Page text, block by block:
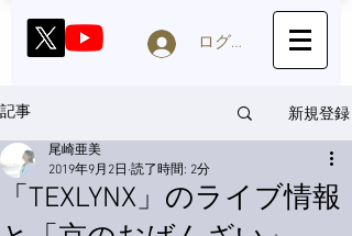
ログイン
記事 新規登録
「TEXLYNX」のライブ情報
尾崎亜美
2019年9月2日 読了時間: 2分